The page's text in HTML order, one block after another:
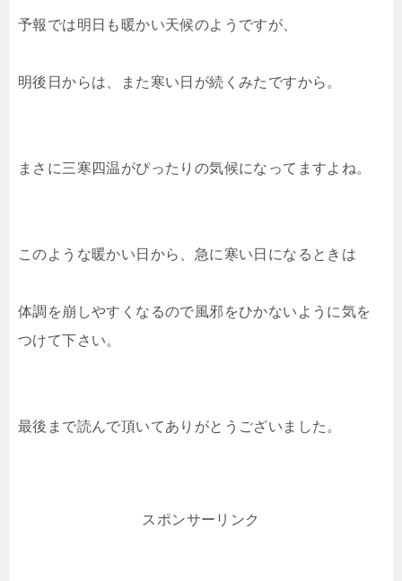
予報では明日も暖かい天候のようですが、
明後日からは、また寒い日が続くみたですから。
まさに三寒四温がぴったりの気候になってますよね。
このような暖かい日から、急に寒い日になるときは
体調を崩しやすくなるので風邪をひかないように気を
つけて下さい。
最後まで読んで頂いてありがとうございました。
スポンサーリンク